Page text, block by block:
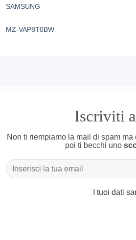
SAMSUNG
MZ-VAP8T0BW
Iscriviti
Non ti riempiamo la mail di spam ma
poi ti becchi uno
I tuoi dati